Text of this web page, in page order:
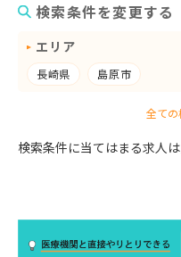
検索条件を変更する
エリア
長崎県 島原市
検索条件に当てはまる求人